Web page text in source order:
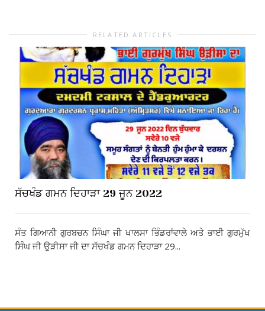
RELATED ARTICLES
ਸੱਚਖੰਡ ਗਮਨ ਦਿਹਾੜਾ 29 ਜੂਨ 2022
ਸੰਤ ਗਿਆਨੀ ਗੁਰਬਚਨ ਸਿੰਘਾ ਜੀ ਖਾਲਸਾ ਭਿੰਡਰਾਂਵਾਲੇ ਅਤੇ ਭਾਈ ਗੁਰਮੁੱਖ
ਸਿੰਘ ਜੀ ਉੜੀਸਾ ਜੀ ਦਾ ਸੱਚਖੰਡ ਗਮਨ ਦਿਹਾੜਾ 29...